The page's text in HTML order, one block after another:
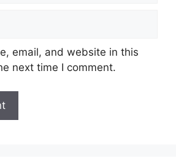
email, and website in this
next time I comment.